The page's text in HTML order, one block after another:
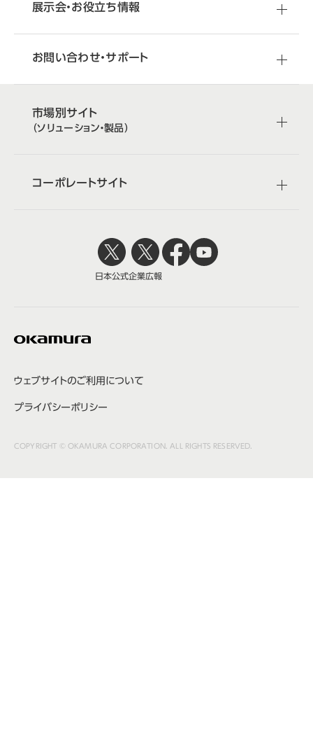
展示会・お役立ち情報
お問い合わせ・サポート
市場別サイト
（ソリューション・製品）
コーポレートサイト
ウェブサイトのご利用について
プライバシーポリシー
COPYRIGHT © OKAMURA CORPORATION. ALL RIGHTS RESERVED.
日本公式企業広報